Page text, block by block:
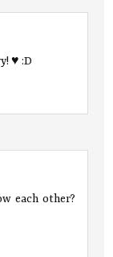
♥ :D
each other?